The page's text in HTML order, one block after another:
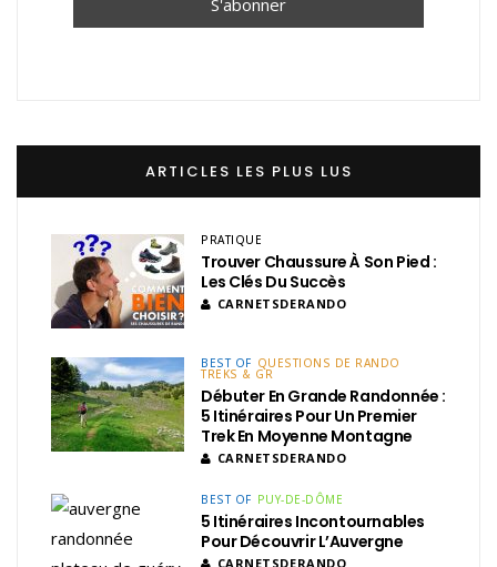
ARTICLES LES PLUS LUS
PRATIQUE
Trouver Chaussure À Son Pied :
Les Clés Du Succès
CARNETSDERANDO
BEST OF QUESTIONS DE RANDO
TREKS & GR
Débuter En Grande Randonnée :
5 Itinéraires Pour Un Premier
Trek En Moyenne Montagne
CARNETSDERANDO
BEST OF PUY-DE-DÔME
5 Itinéraires Incontournables
Pour Découvrir L’Auvergne
CARNETSDERANDO